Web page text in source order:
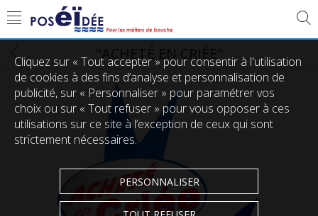
"ACHETÉ EN CRIÉE"
Cliquez sur « Tout accepter » pour consentir à l'utilisation
de cookies à des fins d’analyse et personnalisation de
publicité, sur « Personnaliser » pour paramétrer vos
choix ou sur « Tout refuser » pour vous opposer à ces
utilisations sur ce site à l’exception de ceux qui sont
strictement nécessaires.
PERSONNALISER